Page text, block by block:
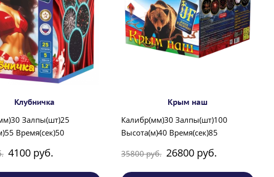
Клубничка
Залпы(шт)25
Время(сек)50
4100 руб.
Крым наш
Калибр(мм)30 Залпы(шт)100
Высота(м)40 Время(сек)85
35800 руб. 26800 руб.